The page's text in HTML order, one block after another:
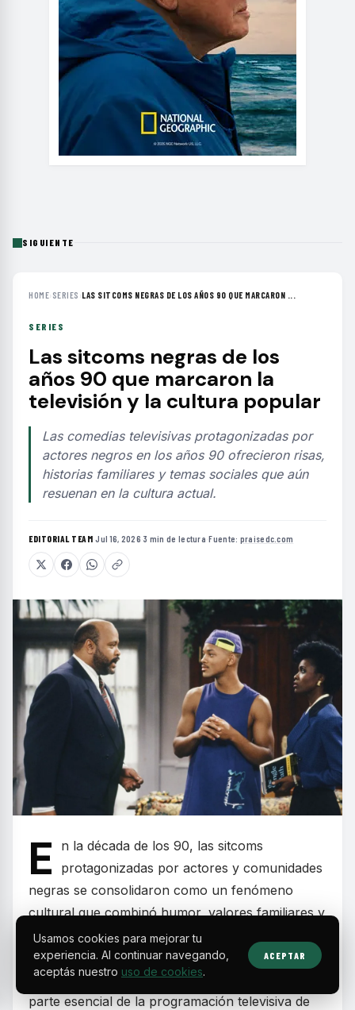
SIGUIENTE
HOME› SERIES ›LAS SITCOMS NEGRAS DE LOS AÑOS 90 QUE MARCARON ...
SERIES
Las sitcoms negras de los
años 90 que marcaron la
televisión y la cultura popular
Las comedias televisivas protagonizadas por
actores negros en los años 90 ofrecieron risas,
historias familiares y temas sociales que aún
resuenan en la cultura actual.
EDITORIAL TEAM·Jul 16, 2026·3 min de lectura·Fuente: praisedc.com
E
n la década de los 90, las sitcoms
protagonizadas por actores y comunidades
negras se consolidaron como un fenómeno
cultural que combinó humor, valores familiares y
mensajes sociales relevantes. Estos programas
dejaron huella por retratar realidades cotidianas
con carisma y autenticidad, convirtiéndose en
parte esencial de la programación televisiva de
Usamos cookies para mejorar tu
experiencia. Al continuar navegando,
aceptás nuestro uso de cookies.
ACEPTAR